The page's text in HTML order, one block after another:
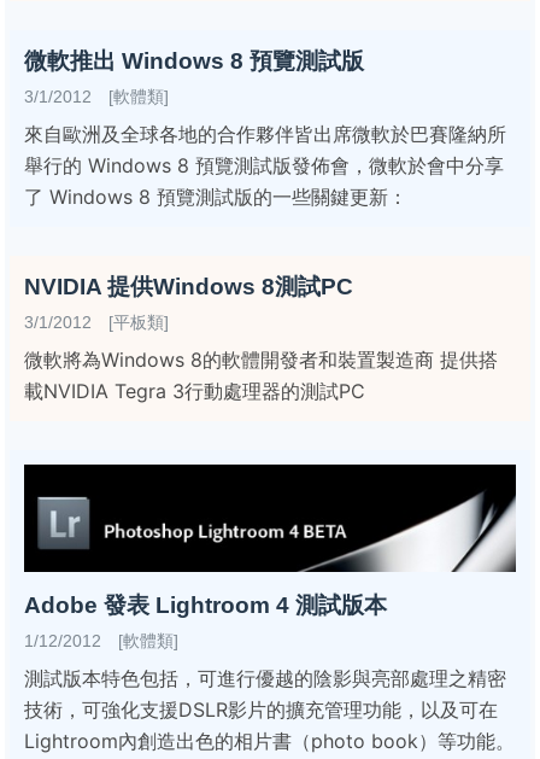
微軟推出 Windows 8 預覽測試版
3/1/2012 [軟體類]
來自歐洲及全球各地的合作夥伴皆出席微軟於巴賽隆納所
舉行的 Windows 8 預覽測試版發佈會，微軟於會中分享
了 Windows 8 預覽測試版的一些關鍵更新：
NVIDIA 提供Windows 8測試PC
3/1/2012 [平板類]
微軟將為Windows 8的軟體開發者和裝置製造商 提供搭
載NVIDIA Tegra 3行動處理器的測試PC
Adobe 發表 Lightroom 4 測試版本
1/12/2012 [軟體類]
測試版本特色包括，可進行優越的陰影與亮部處理之精密
技術，可強化支援DSLR影片的擴充管理功能，以及可在
Lightroom內創造出色的相片書（photo book）等功能。